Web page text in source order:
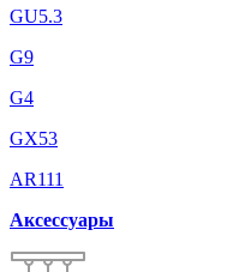
GU5.3
G9
G4
GX53
AR111
Аксессуары